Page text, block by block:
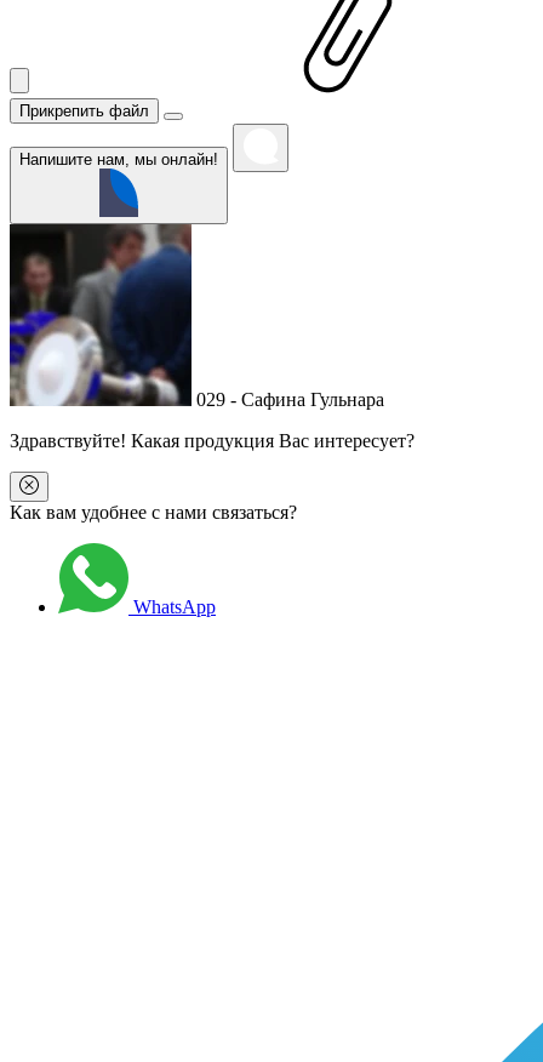
Прикрепить файл
Напишите нам, мы онлайн!
029 - Сафина Гульнара
Здравствуйте! Какая продукция Вас интересует?
Как вам удобнее с нами связаться?
WhatsApp